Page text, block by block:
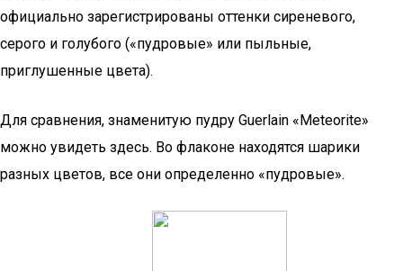
официально зарегистрированы оттенки сиреневого,
серого и голубого («пудровые» или пыльные,
приглушенные цвета).
Для сравнения, знаменитую пудру Guerlain «Meteorite»
можно увидеть здесь. Во флаконе находятся шарики
разных цветов, все они определенно «пудровые».